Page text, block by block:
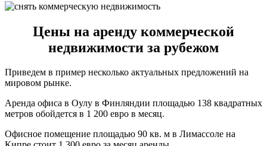
Цены на аренду коммерческой
недвижимости за рубежом
Приведем в пример несколько актуальных предложений на
мировом рынке.
Аренда офиса в Оулу в Финляндии площадью 138 квадратных
метров обойдется в 1 200 евро в месяц.
Офисное помещение площадью 90 кв. м в Лимассоле на